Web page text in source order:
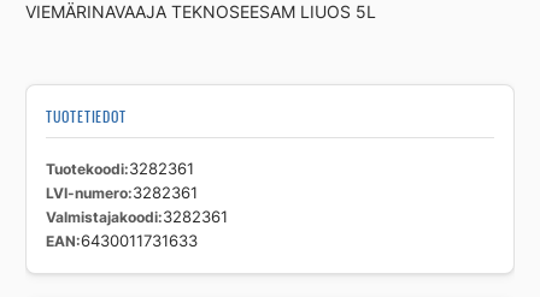
VIEMÄRINAVAAJA TEKNOSEESAM LIUOS 5L
TUOTETIEDOT
Tuotekoodi 3282361
LVI-numero 3282361
Valmistajakoodi 3282361
EAN 6430011731633